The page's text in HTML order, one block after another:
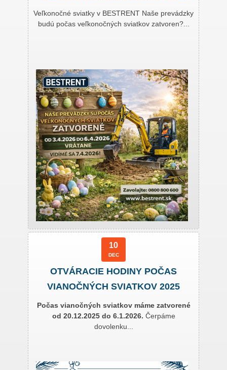
Veľkonočné sviatky v BESTRENT Naše prevádzky
budú počas veľkonočných sviatkov zatvoren?...
10
DEC
OTVÁRACIE HODINY POČAS
VIANOČNÝCH SVIATKOV 2025
Počas vianočných sviatkov máme zatvorené
od 20.12.2025 do 6.1.2026. Čerpáme
dovolenku...